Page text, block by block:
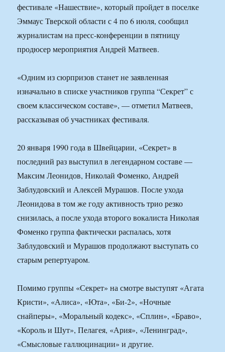
фестивале «Нашествие», который пройдет в поселке
Эммаус Тверской области с 4 по 6 июля, сообщил
журналистам на пресс-конференции в пятницу
продюсер мероприятия Андрей Матвеев.
«Одним из сюрпризов станет не заявленная
изначально в списке участников группа “Секрет” с
своем классическом составе», — отметил Матвеев,
рассказывая об участниках фестиваля.
20 января 1990 года в Швейцарии, «Секрет» в
последний раз выступил в легендарном составе —
Максим Леонидов, Николай Фоменко, Андрей
Заблудовский и Алексей Мурашов. После ухода
Леонидова в том же году активность трио резко
снизилась, а после ухода второго вокалиста Николая
Фоменко группа фактически распалась, хотя
Заблудовский и Мурашов продолжают выступать со
старым репертуаром.
Помимо группы «Секрет» на смотре выступят «Агата
Кристи», «Алиса», «Юта», «Би-2», «Ночные
снайперы», «Моральный кодекс», «Сплин», «Браво»,
«Король и Шут», Пелагея, «Ария», «Ленинград»,
«Смысловые галлюцинации» и другие.